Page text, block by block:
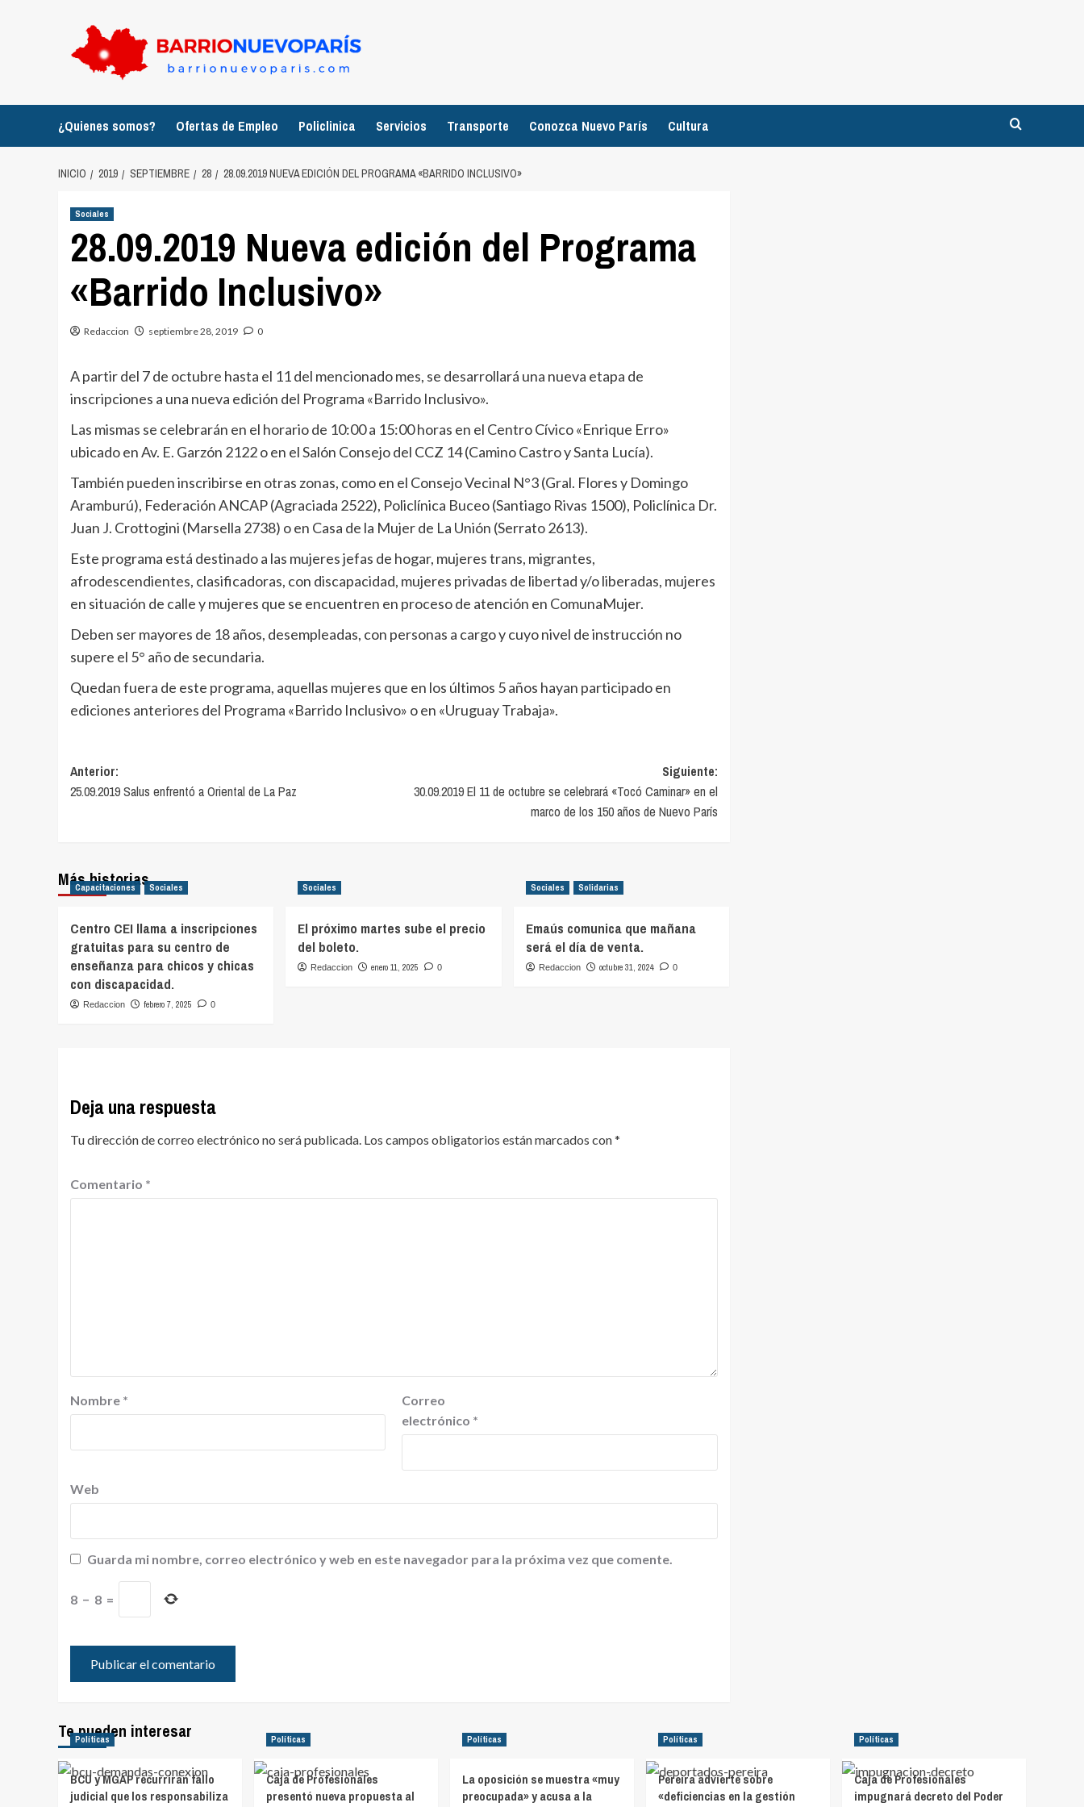
¿Quienes somos? Ofertas de Empleo Policlinica Servicios Transporte Conozca Nuevo París Cultura
INICIO 2019 SEPTIEMBRE 28 28.09.2019 NUEVA EDICIÓN DEL PROGRAMA «BARRIDO INCLUSIVO»
Sociales
28.09.2019 Nueva edición del Programa
«Barrido Inclusivo»
Redaccion septiembre 28, 2019 0
A partir del 7 de octubre hasta el 11 del mencionado mes, se desarrollará una nueva etapa de
inscripciones a una nueva edición del Programa «Barrido Inclusivo».
Las mismas se celebrarán en el horario de 10:00 a 15:00 horas en el Centro Cívico «Enrique Erro»
ubicado en Av. E. Garzón 2122 o en el Salón Consejo del CCZ 14 (Camino Castro y Santa Lucía).
También pueden inscribirse en otras zonas, como en el Consejo Vecinal N°3 (Gral. Flores y Domingo
Aramburú), Federación ANCAP (Agraciada 2522), Policlínica Buceo (Santiago Rivas 1500), Policlínica Dr.
Juan J. Crottogini (Marsella 2738) o en Casa de la Mujer de La Unión (Serrato 2613).
Este programa está destinado a las mujeres jefas de hogar, mujeres trans, migrantes,
afrodescendientes, clasificadoras, con discapacidad, mujeres privadas de libertad y/o liberadas, mujeres
en situación de calle y mujeres que se encuentren en proceso de atención en ComunaMujer.
Deben ser mayores de 18 años, desempleadas, con personas a cargo y cuyo nivel de instrucción no
supere el 5° año de secundaria.
Quedan fuera de este programa, aquellas mujeres que en los últimos 5 años hayan participado en
ediciones anteriores del Programa «Barrido Inclusivo» o en «Uruguay Trabaja».
Navegación
de
Anterior:
25.09.2019 Salus enfrentó a Oriental de La Paz
Siguiente:
30.09.2019 El 11 de octubre se celebrará «Tocó Caminar» en el
marco de los 150 años de Nuevo París
Más historias
Capacitaciones Sociales
Centro CEI llama a inscripciones
gratuitas para su centro de
enseñanza para chicos y chicas
con discapacidad.
Redaccion febrero 7, 2025 0
Sociales
El próximo martes sube el precio
del boleto.
Redaccion enero 11, 2025 0
Sociales Solidarias
Emaús comunica que mañana
será el día de venta.
Redaccion octubre 31, 2024 0
Deja una respuesta
Tu dirección de correo electrónico no será publicada. Los campos obligatorios están marcados con*
Comentario *
Nombre *
Correo
electrónico *
Web
Guarda mi nombre, correo electrónico y web en este navegador para la próxima vez que comente.
8 − 8 =
Te pueden interesar
Políticas
BCU y MGAP recurrirán fallo
judicial que los responsabiliza
Políticas
Caja de Profesionales
presentó nueva propuesta al
Políticas
La oposición se muestra «muy
preocupada» y acusa a la
Políticas
Pereira advierte sobre
«deficiencias en la gestión
Políticas
Caja de Profesionales
impugnará decreto del Poder